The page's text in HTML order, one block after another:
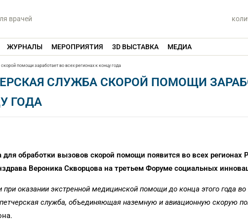
врачей
ЖУРНАЛЫ МЕРОПРИЯТИЯ 3D ВЫСТАВКА МЕДИА
помощи заработает во всех регионах к концу года
СЛУЖБА СКОРОЙ ПОМОЩИ
ГОДА
обработки вызовов скорой помощи появится во всех регионах
Вероника Скворцова на третьем Форуме социальных
оказании экстренной медицинской помощи до конца этого года во
служба, объединяющая наземную и авиационную скорую